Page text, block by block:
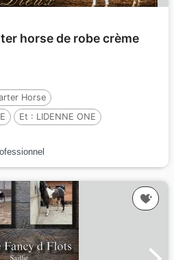
horse de robe crème
Horse
Et : LIDENNE ONE